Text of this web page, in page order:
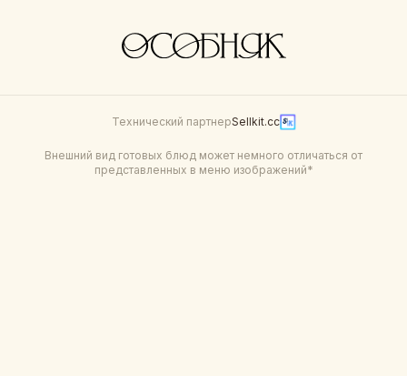
Технический партнерSellkit.cc
Внешний вид готовых блюд может немного отличаться от
представленных в меню изображений*